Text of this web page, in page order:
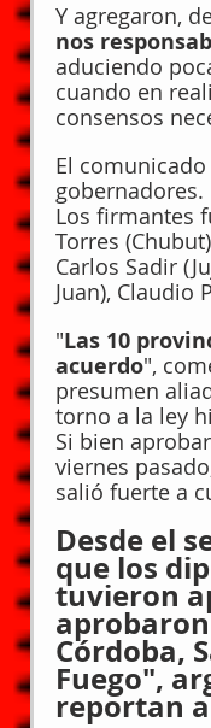
Y agregaron,
nos
aduciendo
cuando en
consensos
El
gobernadores.
Los firmantes
Torres
Carlos Sadir
Juan), Claudio
"Las 10
acuerdo",
presumen
torno a la ley
Si bien
viernes
salió fuerte a
Desde el
que los
tuvieron
Córdoba,
Fuego",
reportan